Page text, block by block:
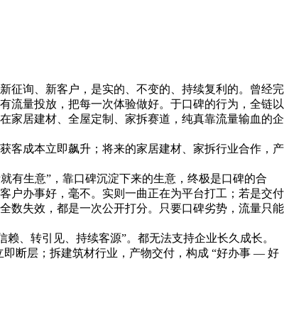
询、新客户，是实的、不变的、持续复利的。曾经完
流量投放，把每一次体验做好。于口碑的行为，全链以
家居建材、全屋定制、家拆赛道，纯真靠流量输血的企
成本立即飙升；将来的家居建材、家拆行业合作，产
生意”，靠口碑沉淀下来的生意，终极是口碑的合
户办事好，毫不。实则一曲正在为平台打工；若是交付
数失效，都是一次公开打分。只要口碑劣势，流量只能
、转引见、持续客源”。都无法支持企业长久成长。
断层；拆建筑材行业，产物交付，构成 “好办事 — 好